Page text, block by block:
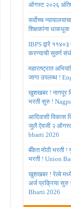
ऑगस्ट २०२६
सर्वोच्च
शिक्षकांना
IBPS द्वारे
करण्याची सुवर्ण
महाराष्ट्रात
जागा उपलब्ध !
खुशखबर ! नागपूर
भरती सुरु !
आदिवासी विकास
जुलै ऐवजी २
bharti 2026
बँकेत मोठी भरती !
भरती ! Union
खुशखबर ! रेल्वे मध्ये
अर्ज प्रक्रिया
Bharti 2026